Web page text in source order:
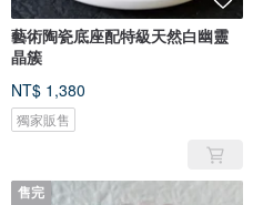
藝術陶瓷底座配特級天然白幽靈
晶簇
NT$ 1,380
獨家販售
售完